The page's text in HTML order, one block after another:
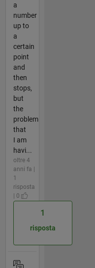
a
number
up to
a
certain
point
and
then
stops,
but
the
problem
that
I am
havi...
oltre 4
anni fa |
1
risposta
| 0
1
risposta